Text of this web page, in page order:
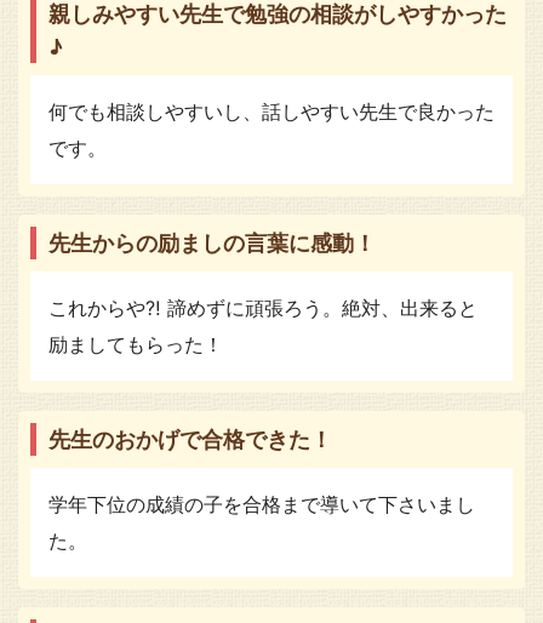
親しみやすい先生で勉強の相談がしやすかった
♪
何でも相談しやすいし、話しやすい先生で良かった
です。
先生からの励ましの言葉に感動！
これからや⁈ 諦めずに頑張ろう。絶対、出来ると
励ましてもらった！
先生のおかげで合格できた！
学年下位の成績の子を合格まで導いて下さいまし
た。